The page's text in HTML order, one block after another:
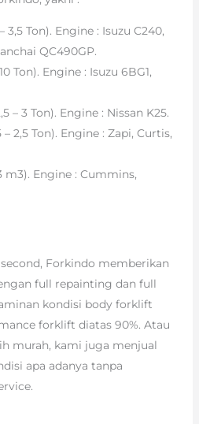
3,5 Ton). Engine : Isuzu C240,
QC490GP.
Ton). Engine : Isuzu 6BG1,
– 3 Ton). Engine : Nissan K25.
2,5 Ton). Engine : Zapi, Curtis,
m3). Engine : Cummins,
Forkindo memberikan
full repainting dan full
kondisi body forklift
forklift diatas 90%. Atau
murah, kami juga menjual
apa adanya tanpa